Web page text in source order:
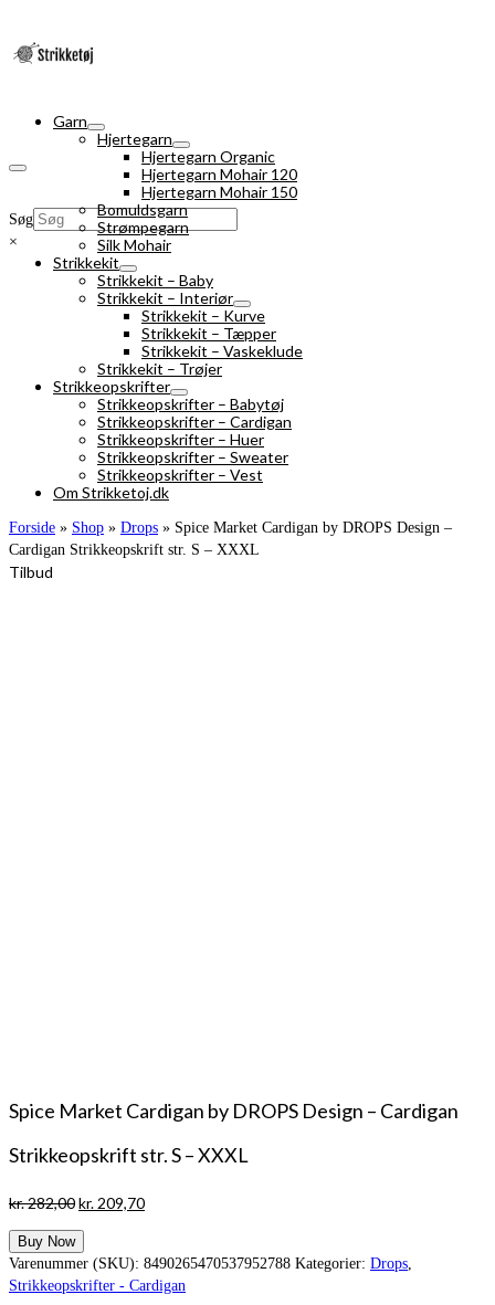
Søg
×
Garn
Hjertegarn
Hjertegarn Organic
Hjertegarn Mohair 120
Hjertegarn Mohair 150
Bomuldsgarn
Strømpegarn
Silk Mohair
Strikkekit
Strikkekit – Baby
Strikkekit – Interiør
Strikkekit – Kurve
Strikkekit – Tæpper
Strikkekit – Vaskeklude
Strikkekit – Trøjer
Strikkeopskrifter
Strikkeopskrifter – Babytøj
Strikkeopskrifter – Cardigan
Strikkeopskrifter – Huer
Strikkeopskrifter – Sweater
Strikkeopskrifter – Vest
Om Strikketoj.dk
Forside » Shop » Drops » Spice Market Cardigan by DROPS Design –
Cardigan Strikkeopskrift str. S – XXXL
Tilbud
Spice Market Cardigan by DROPS Design – Cardigan
Strikkeopskrift str. S – XXXL
kr.282,00Den
pris
var:
kr. 282,00.
kr. 209,70Den
er:
kr. 209,70.
Buy Now
Varenummer (SKU): 8490265470537952788 Kategorier: Drops,
Strikkeopskrifter - Cardigan